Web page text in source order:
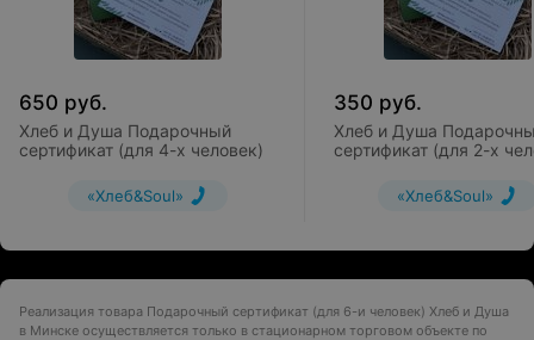
650 руб.
Хлеб и Душа Подарочный
сертификат (для 4-х человек)
«Хлеб&Soul»
350 руб.
Хлеб и Душа
сертификат (для 2-х
«Хлеб&Soul»
Реализация товара Подарочный сертификат (для 6-и человек) Хлеб и Душа
в Минске осуществляется только в стационарном торговом объекте по